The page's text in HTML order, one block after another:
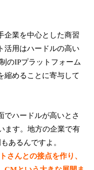
企業を中心とした商習
活用はハードルの高い
のIPプラットフォーム
縮めることに寄与して
でハードルが高いとさ
ます。地方の企業で有
あるんですよ。
さんとの接点を作り、